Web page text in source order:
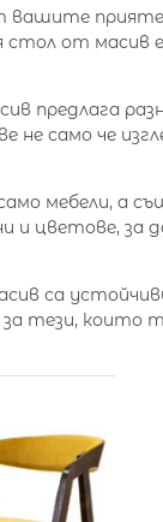
от масив
предлага
не само че
мебели, а
и цветове,
са
за тези,